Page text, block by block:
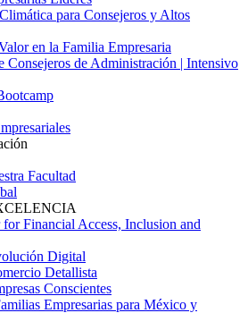
para Consejeros y Altos
en la Familia Empresaria
Consejeros de Administración | Intensivo
Facultad
Financial Access, Inclusion and
Digital
Detallista
Conscientes
Empresarias para México y